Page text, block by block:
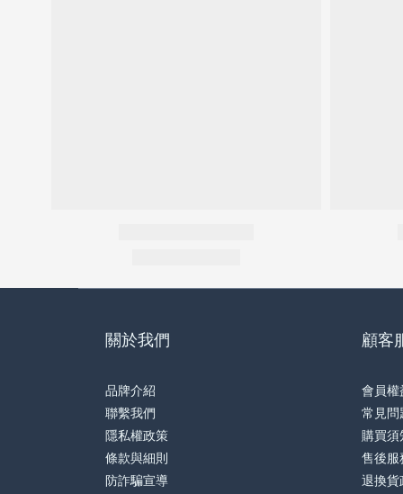
關於我們
品牌介紹
聯繫我們
隱私權政策
條款與細則
防詐騙宣導
顧客
會員權
常見問
購買須
售後服
退換貨